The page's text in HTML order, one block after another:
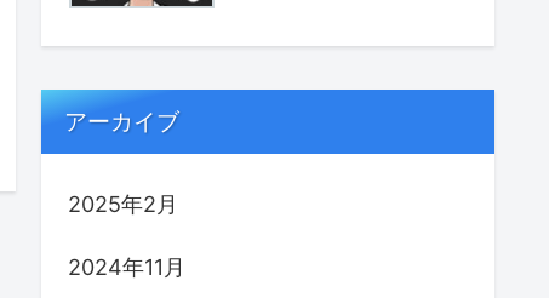
アーカイブ
2025年2月
2024年11月